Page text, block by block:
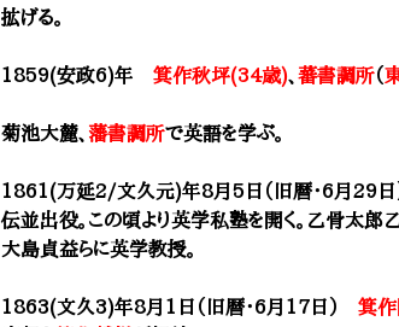
拡げる。
1859(安政6)年 箕作秋坪(34歳)、 蕃書調所（
菊池大麓、 藩書調所で英語を学ぶ。
1861(万延2/文久元)年8月5日（旧暦・6月29
伝並出役。 この頃より英学私塾を開く。乙骨太郎
大島貞益らに英学教授。
1863(文久3)年8月1日（旧暦・6月17日） 箕